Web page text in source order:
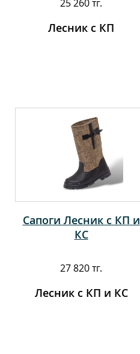
25 260 тг.
Лесник с КП
Сапоги Лесник с КП и
КС
27 820 тг.
Лесник с КП и КС